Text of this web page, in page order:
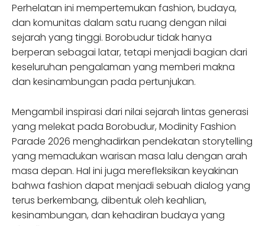
Perhelatan ini mempertemukan fashion, budaya,
dan komunitas dalam satu ruang dengan nilai
sejarah yang tinggi. Borobudur tidak hanya
berperan sebagai latar, tetapi menjadi bagian dari
keseluruhan pengalaman yang memberi makna
dan kesinambungan pada pertunjukan.
Mengambil inspirasi dari nilai sejarah lintas generasi
yang melekat pada Borobudur, Modinity Fashion
Parade 2026 menghadirkan pendekatan storytelling
yang memadukan warisan masa lalu dengan arah
masa depan. Hal ini juga merefleksikan keyakinan
bahwa fashion dapat menjadi sebuah dialog yang
terus berkembang, dibentuk oleh keahlian,
kesinambungan, dan kehadiran budaya yang